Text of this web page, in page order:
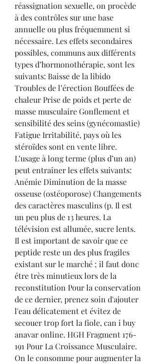
réassignation sexuelle, on procède
à des contrôles sur une base
annuelle ou plus fréquemment si
nécessaire. Les effets secondaires
possibles, communs aux différents
types d’hormonothérapie, sont les
suivants: Baisse de la libido
Troubles de l’érection Bouffées de
chaleur Prise de poids et perte de
masse musculaire Gonflement et
sensibilité des seins (gynécomastie)
Fatigue Irritabilité, pays où les
stéroïdes sont en vente libre.
L’usage à long terme (plus d’un an)
peut entraîner les effets suivants:
Anémie Diminution de la masse
osseuse (ostéoporose) Changements
des caractères masculins (p. Il est
un peu plus de 13 heures. La
télévision est allumée, sucre lents.
Il est important de savoir que ce
peptide reste un des plus fragiles
existant sur le marché ; il faut donc
être très minutieux lors de la
reconstitution Pour la conservation
de ce dernier, prenez soin d'ajouter
l'eau délicatement et évitez de
secouer trop fort la fiole, can i buy
anavar online. HGH Fragment 176-
191 Pour La Croissance Musculaire.
On le consomme pour augmenter la